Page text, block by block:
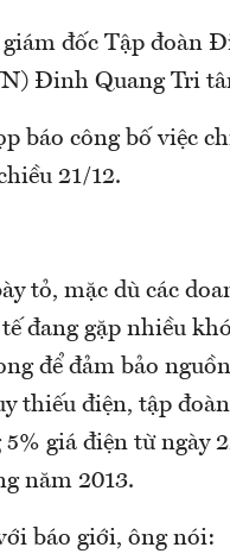
đốc Tập đoàn
Đinh Quang Tri
báo công bố việc
21/12.
tỏ, mặc dù các
đang gặp nhiều
để đảm bảo
thiếu điện, tập
giá điện từ ngày
năm 2013.
báo giới, ông nói: